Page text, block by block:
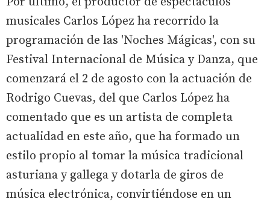
musicales Carlos López ha recorrido la
programación de las 'Noches Mágicas', con su
Festival Internacional de Música y Danza, que
comenzará el 2 de agosto con la actuación de
Rodrigo Cuevas, del que Carlos López ha
comentado que es un artista de completa
actualidad en este año, que ha formado un
estilo propio al tomar la música tradicional
asturiana y gallega y dotarla de giros de
música electrónica, convirtiéndose en un